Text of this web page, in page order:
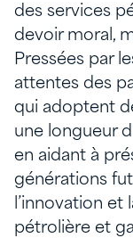
des services
devoir moral,
Pressées par
attentes des
qui adoptent
une longueur
en aidant à
générations
l’innovation et
pétrolière et